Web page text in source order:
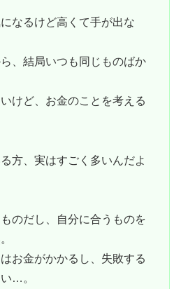
なるけど高くて手が出な
、結局いつも同じものばか
けど、お金のことを考える
方、実はすごく多いんだよ
のだし、自分に合うものを
お金がかかるし、失敗する
…。